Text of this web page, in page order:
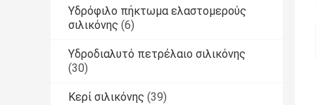
Υδρόφιλο πήκτωμα ελαστομερούς
σιλικόνης (6)
Υδροδιαλυτό πετρέλαιο σιλικόνης
(30)
Κερί σιλικόνης (39)